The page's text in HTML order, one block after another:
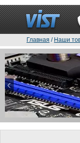
Главная / Наши